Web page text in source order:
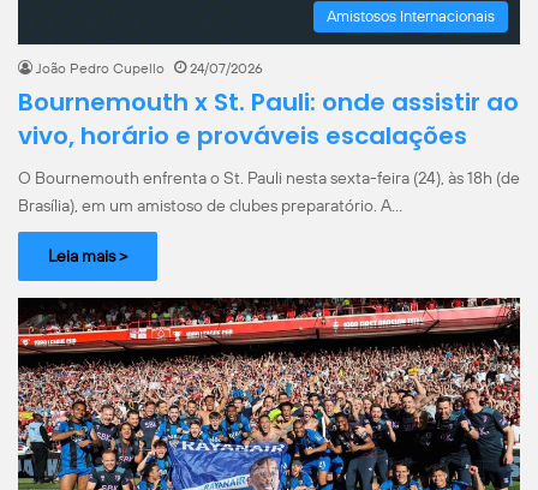
Amistosos Internacionais
João Pedro Cupello 24/07/2026
Bournemouth x St. Pauli: onde assistir ao
vivo, horário e prováveis escalações
O Bournemouth enfrenta o St. Pauli nesta sexta-feira (24), às 18h (de
Brasília), em um amistoso de clubes preparatório. A…
Leia mais >